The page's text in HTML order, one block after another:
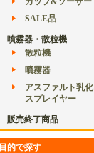
SALE品
噴霧器・散粒機
散粒機
噴霧器
アスファルト乳化
スプレイヤー
販売終了商品
目的で探す